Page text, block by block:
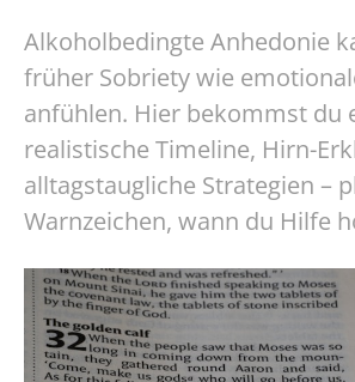
Alkoholbedingte Anhedonie
früher Sobriety wie
anfühlen. Hier bekommst du
realistische Timeline, Hirn-
alltagstaugliche Strategien –
Warnzeichen, wann du Hilfe